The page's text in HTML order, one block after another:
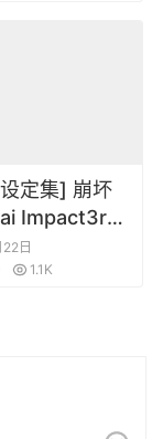
定集] 崩坏
Impact3rd
Art VOL.1
日
1.1K